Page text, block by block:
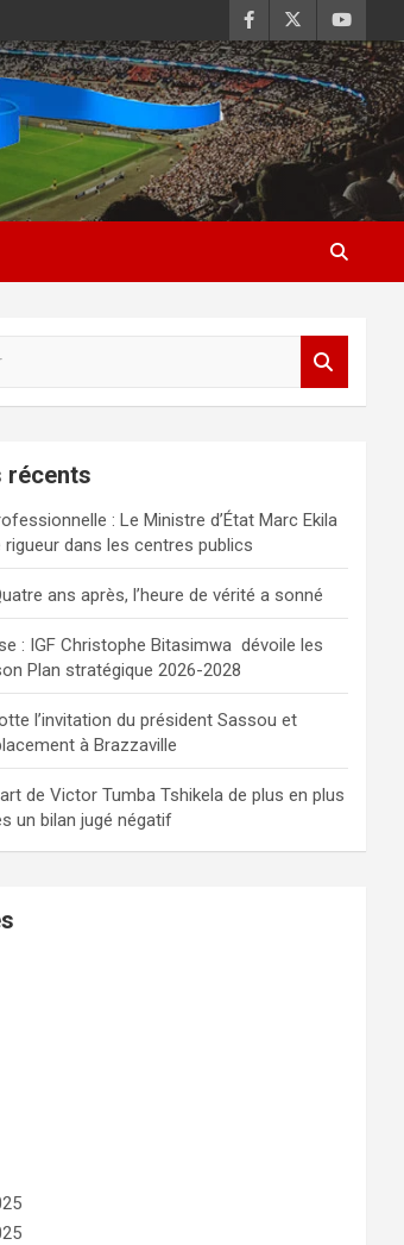
récents
: Le Ministre d’État Marc Ekila
rigueur dans les centres publics
ans après, l’heure de vérité a sonné
: IGF Christophe Bitasimwa dévoile les
Plan stratégique 2026-2028
l’invitation du président Sassou et
à Brazzaville
de Victor Tumba Tshikela de plus en plus
un bilan jugé négatif